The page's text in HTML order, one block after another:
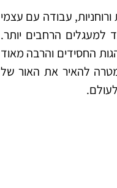
עבודה עם עצמי
למעגלים הרחבים יותר.
החסידים והרבה מאוד
להאיר את האור של